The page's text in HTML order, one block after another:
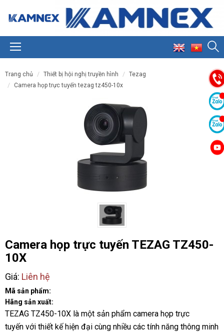
trang chủ thiết bị hội nghị truyền hình
tezag
camera họp trực tuyến tezag tz450-10x
Camera họp trực tuyến TEZAG TZ450-
10X
Giá: Liên hệ
Mã sản phẩm:
Hãng sản xuất:
TEZAG TZ450-10X là một sản phẩm camera họp trực
tuyến với thiết kế hiện đại cùng nhiều các tính năng thông minh